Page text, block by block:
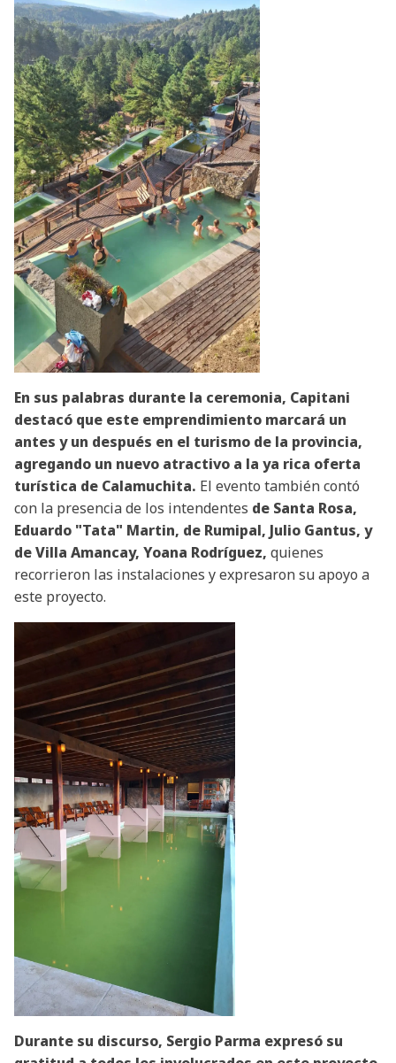
En sus palabras durante la ceremonia, Capitani
destacó que este emprendimiento marcará un
antes y un después en el turismo de la provincia,
agregando un nuevo atractivo a la ya rica oferta
turística de Calamuchita. El evento también contó
con la presencia de los intendentes de Santa Rosa,
Eduardo "Tata" Martin, de Rumipal, Julio Gantus, y
de Villa Amancay, Yoana Rodríguez, quienes
recorrieron las instalaciones y expresaron su apoyo a
este proyecto.
Durante su discurso, Sergio Parma expresó su